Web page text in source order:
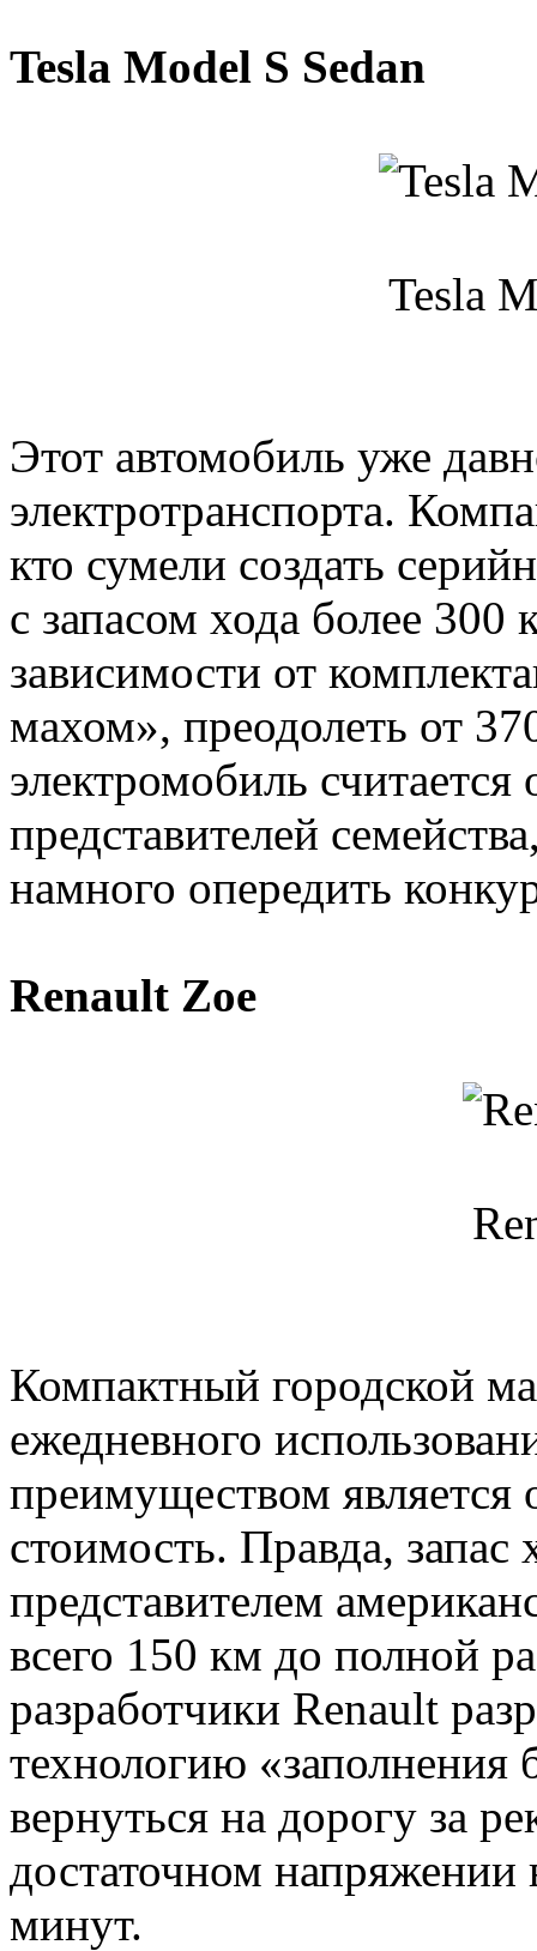
Tesla Model S Sedan
Tesla
Этот автомобиль уже
электротранспорта.
кто сумели создать
с запасом хода более
зависимости от
махом», преодолеть от
электромобиль
представителей
намного опередить
Renault Zoe
Компактный городской
ежедневного
преимуществом является
стоимость. Правда,
представителем
всего 150 км до полной
разработчики Renault
технологию «заполнения
вернуться на дорогу за
достаточном напряжении
минут.